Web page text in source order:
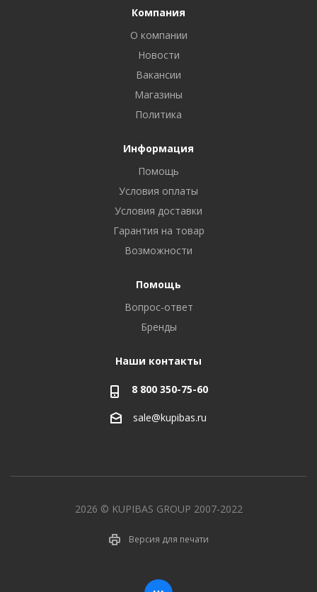
Компания
О компании
Новости
Вакансии
Магазины
Политика
Информация
Помощь
Условия оплаты
Условия доставки
Гарантия на товар
Возможности
Помощь
Вопрос-ответ
Бренды
Наши контакты
8 800 350-75-60
sale@kupibas.ru
2026 © KUPIBAS GROUP 2007-2022
Версия для печати